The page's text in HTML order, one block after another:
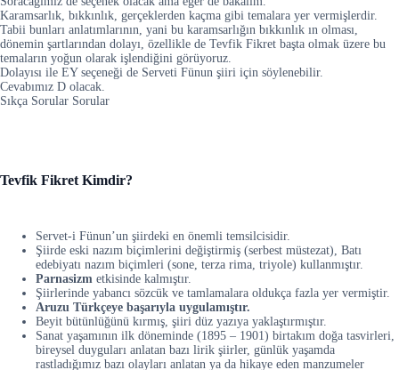
Karamsarlık, bıkkınlık, gerçeklerden kaçma gibi temalara yer vermişlerdir.
Tabii bunları anlatımlarının, yani bu karamsarlığın bıkkınlık ın olması,
dönemin şartlarından dolayı, özellikle de Tevfik Fikret başta olmak üzere bu
temaların yoğun olarak işlendiğini görüyoruz.
Dolayısı ile EY seçeneği de Serveti Fünun şiiri için söylenebilir.
Cevabımız D olacak.
Sıkça Sorular Sorular
Tevfik Fikret Kimdir?
Servet-i Fünun’un şiirdeki en önemli temsilcisidir.
Şiirde eski nazım biçimlerini değiştirmiş (serbest müstezat), Batı
edebiyatı nazım biçimleri (sone, terza rima, triyole) kullanmıştır.
Parnasizm etkisinde kalmıştır.
Şiirlerinde yabancı sözcük ve tamlamalara oldukça fazla yer vermiştir.
Aruzu Türkçeye başarıyla uygulamıştır.
Beyit bütünlüğünü kırmış, şiiri düz yazıya yaklaştırmıştır.
Sanat yaşamının ilk döneminde (1895 – 1901) birtakım doğa tasvirleri,
bireysel duyguları anlatan bazı lirik şiirler, günlük yaşamda
rastladığımız bazı olayları anlatan ya da hikaye eden manzumeler